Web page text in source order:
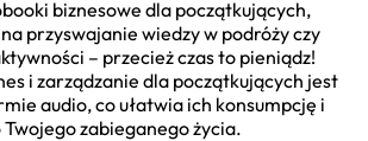
biznesowe dla początkujących,
przyswajanie wiedzy w podróży czy
– przecież czas to pieniądz!
i zarządzanie dla początkujących jest
audio, co ułatwia ich konsumpcję i
zabieganego życia.